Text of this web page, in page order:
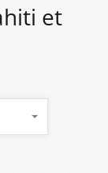
et